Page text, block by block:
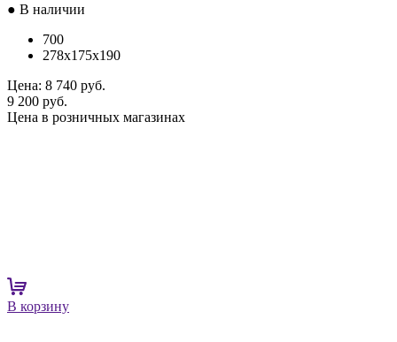
● В наличии
700
278x175x190
Цена: 8 740 руб.
9 200 руб.
Цена в розничных магазинах
В корзину